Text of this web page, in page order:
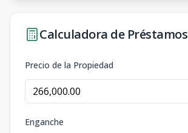
Calculadora de Préstamos
Precio de la Propiedad
Enganche